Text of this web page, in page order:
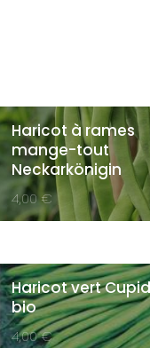
Haricot à rames
mange-tout
Neckarkönigin
4,00€
Haricot vert
bio
4,00€